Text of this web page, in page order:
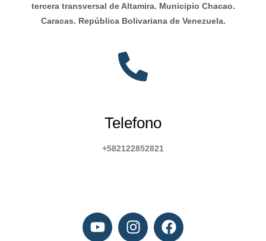
tercera transversal de Altamira. Municipio Chacao.
Caracas. República Bolivariana de Venezuela.
Telefono
+582122852821